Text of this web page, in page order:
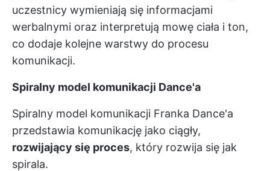
uczestnicy wymieniają się informacjami
werbalnymi oraz interpretują mowę ciała i ton,
co dodaje kolejne warstwy do procesu
komunikacji.
Spiralny model komunikacji Dance'a
Spiralny model komunikacji Franka Dance'a
przedstawia komunikację jako ciągły,
rozwijający się proces, który rozwija się jak
spirala.